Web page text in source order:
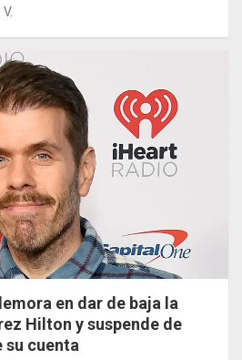
en dar de baja la
Hilton y suspende de
su cuenta